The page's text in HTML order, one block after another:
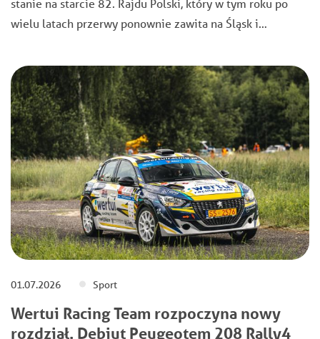
stanie na starcie 82. Rajdu Polski, który w tym roku po
wielu latach przerwy ponownie zawita na Śląsk i…
01.07.2026 Sport
Wertui Racing Team rozpoczyna nowy
rozdział. Debiut Peugeotem 208 Rally4